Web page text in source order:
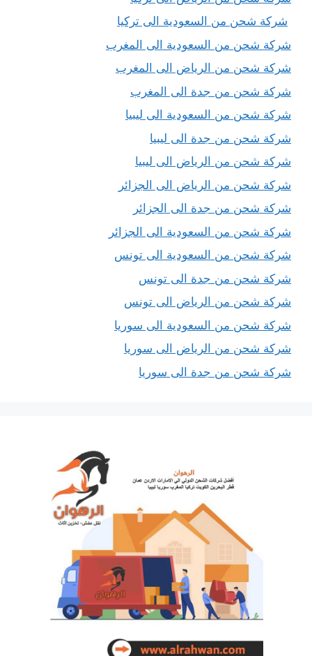
شركة شحن من السعودية الى تركيا
شركة شحن من السعودية الى المغرب
شركة شحن من الرياض الى المغرب
شركة شحن من جدة الى المغرب
شركة شحن من السعودية الى ليبيا
شركة شحن من جدة الى ليبيا
شركة شحن من الرياض الى ليبيا
شركة شحن من الرياض الى الجزائر
شركة شحن من جدة الى الجزائر
شركة شحن من السعودية الى الجزائر
شركة شحن من السعودية الى تونس
شركة شحن من جدة الى تونس
شركة شحن من الرياض الى تونس
شركة شحن من السعودية الى سوريا
شركة شحن من الرياض الى سوريا
شركة شحن من جدة الى سوريا